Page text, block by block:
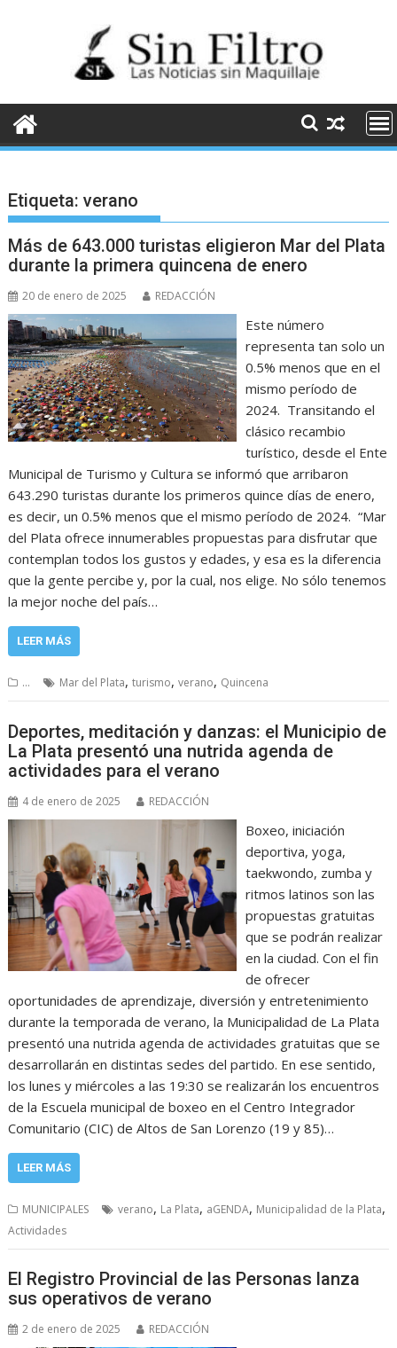
Etiqueta:verano
Más de 643.000 turistas eligieron Mar del Plata
durante la primera quincena de enero
20 de enero de 2025 REDACCIÓN
Este número
representa tan solo un
0.5% menos que en el
mismo período de
2024. Transitando el
clásico recambio
turístico, desde el Ente
Municipal de Turismo y Cultura se informó que arribaron
643.290 turistas durante los primeros quince días de enero,
es decir, un 0.5% menos que el mismo período de 2024. “Mar
del Plata ofrece innumerables propuestas para disfrutar que
contemplan todos los gustos y edades, y esa es la diferencia
que la gente percibe y, por la cual, nos elige. No sólo tenemos
la mejor noche del país…
LEER MÁS
... Mar del Plata,turismo,verano, Quincena
Deportes, meditación y danzas: el Municipio de
La Plata presentó una nutrida agenda de
actividades para el verano
4 de enero de 2025 REDACCIÓN
Boxeo, iniciación
deportiva, yoga,
taekwondo, zumba y
ritmos latinos son las
propuestas gratuitas
que se podrán realizar
en la ciudad. Con el fin
de ofrecer
oportunidades de aprendizaje, diversión y entretenimiento
durante la temporada de verano, la Municipalidad de La Plata
presentó una nutrida agenda de actividades gratuitas que se
desarrollarán en distintas sedes del partido. En ese sentido,
los lunes y miércoles a las 19:30 se realizarán los encuentros
de la Escuela municipal de boxeo en el Centro Integrador
Comunitario (CIC) de Altos de San Lorenzo (19 y 85)…
LEER MÁS
MUNICIPALES verano, La Plata, aGENDA, Municipalidad de la Plata,
Actividades
El Registro Provincial de las Personas lanza
sus operativos de verano
2 de enero de 2025 REDACCIÓN